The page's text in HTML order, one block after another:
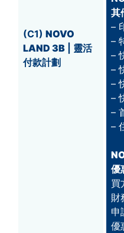
(C1)NOVO
LAND 3B | 靈活
付款計劃
其
–
–
–
–
–
–
–
–
優
買
財
申
優